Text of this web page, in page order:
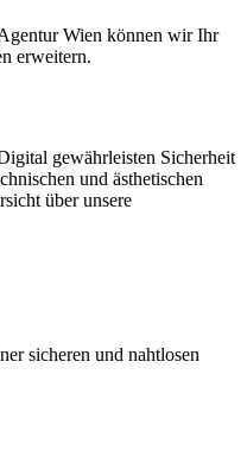
Wien können wir Ihr
erweitern.
gewährleisten Sicherheit
und ästhetischen
über unsere
sicheren und nahtlosen